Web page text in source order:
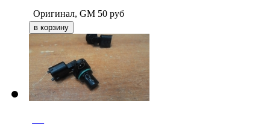
Оригинал, GM 50 руб